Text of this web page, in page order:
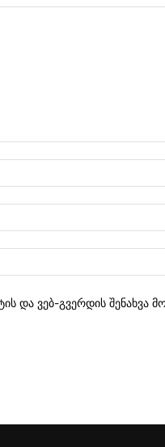
და ვებ-გვერდის შენახვა